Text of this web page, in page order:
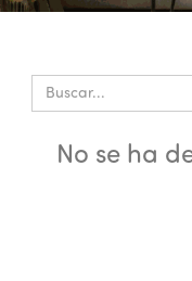
No se ha